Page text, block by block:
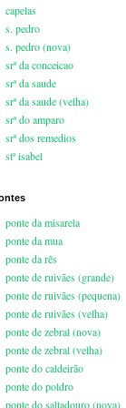
capelas
s. pedro
s. pedro (nova)
srª da conceicao
srª da saude
srª da saude (velha)
srª do amparo
srª dos remedios
stª isabel
ponte da misarela
ponte da mua
ponte da rês
ponte de ruivães (grande)
ponte de ruivães (pequena)
ponte de ruivães (velha)
ponte de zebral (nova)
ponte de zebral (velha)
ponte do caldeirão
ponte do poldro
ponte do saltadouro (nova)